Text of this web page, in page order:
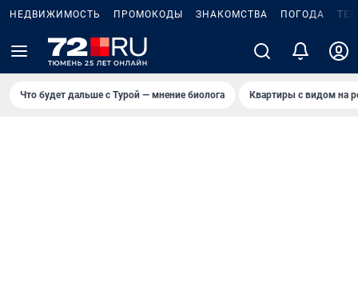
НЕДВИЖИМОСТЬ ПРОМОКОДЫ ЗНАКОМСТВА ПОГОДА
Что будет дальше с Турой — мнение биолога Квартиры с видом на